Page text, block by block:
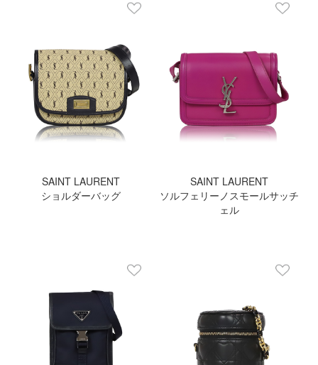
SAINT LAURENT
ショルダーバッグ
SAINT LAURENT
ソルフェリーノスモールサッチ
ェル